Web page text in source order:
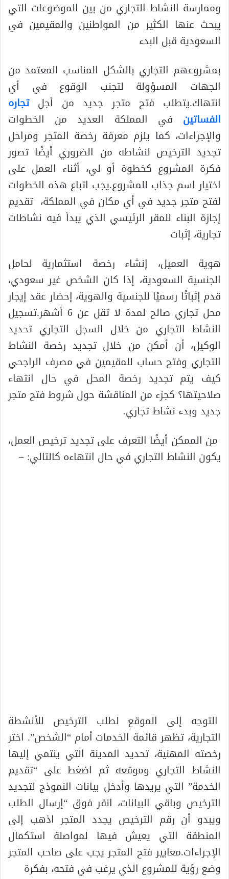
وممارسة النشاط التجاري من بين الموضوعات التي
يبحث عنها الكثير من المواطنين والمقيمين في
السعودية قبل البدء
بمشروعهم التجاري بالشكل المناسب المعتمد من
الجهات المسؤولة لتجنب الوقوع في أي
انتهاك.يتطلب فتح متجر جديد من أجلتجاره
الفساتين
في المملكة العديد من الخطوات
والإجراءات، كما يلزم معرفة رخصة المتجر ومراحل
تجديد الترخيص لنشاطه من الضروري أيضًا تصور
فكرة المشروع كخطوة أو لي، أثناء العمل على
اختيار اسم جذاب للمشروع.يجب اتباع هذه الخطوات
لفتح متجر جديد في أي مكان في المملكة، تقديم
إجازة البناء للمقر الرئيسي الذي يبدأ فيه نشاطات
تجارية، إثبات
هوية العميل، إنشاء رخصة استثمارية لحامل
الجنسية السعودية، إذا كان الشخص غير سعودي،
قدم إثباتًا رسميًا للجنسية والهوية، إحضار عقد إيجار
محل تجاري صالح لمدة لا تقل عن 6 أشهر.تسجيل
النشاط التجاري من خلال السجل التجاري تحديد
الوكيل، أن أمكن من خلال تجديد رخصة النشاط
التجاري وفتح حساب للمقيمين في مصرف الراجحي
كيف يتم تجديد رخصة المحل في حال انتهاء
صلاحيتها؟ كجزء من المناقشة حول شروط فتح متجر
جديد وبدء نشاط تجاري.
من الممكن أيضًا التعرف على تجديد ترخيص العمل،
يكون النشاط التجاري في حال انتهاءه كالتالي: –
التوجه إلى الموقع لطلب الترخيص للأنشطة
التجارية، تظهر قائمة الخدمات أمام “الشخص”. اختر
رخصته المهنية، تحديد المدينة التي ينتمي إليها
النشاط التجاري وموقعه ثم اضغط على “تقديم
الخدمة” التي يريدها وأدخل بيانات النموذج لتجديد
الترخيص وباقي البيانات، انقر فوق “إرسال الطلب
ويبدو أن رقم الترخيص يجدد المتجر اذهب إلى
المنطقة التي يعيش فيها لمواصلة استكمال
الإجراءات.معايير فتح المتجر يجب على صاحب المتجر
وضع رؤية للمشروع الذي يرغب في فتحه، بفكرة